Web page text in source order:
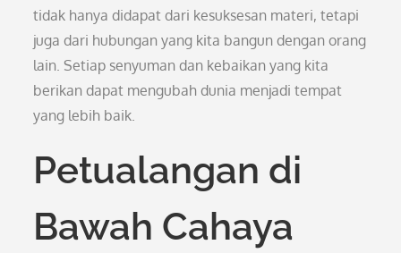
tidak hanya didapat dari kesuksesan materi, tetapi
juga dari hubungan yang kita bangun dengan orang
lain. Setiap senyuman dan kebaikan yang kita
berikan dapat mengubah dunia menjadi tempat
yang lebih baik.
Petualangan di
Bawah Cahaya